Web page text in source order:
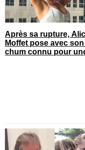
Après sa rupture,
Moffet pose avec
chum connu pour